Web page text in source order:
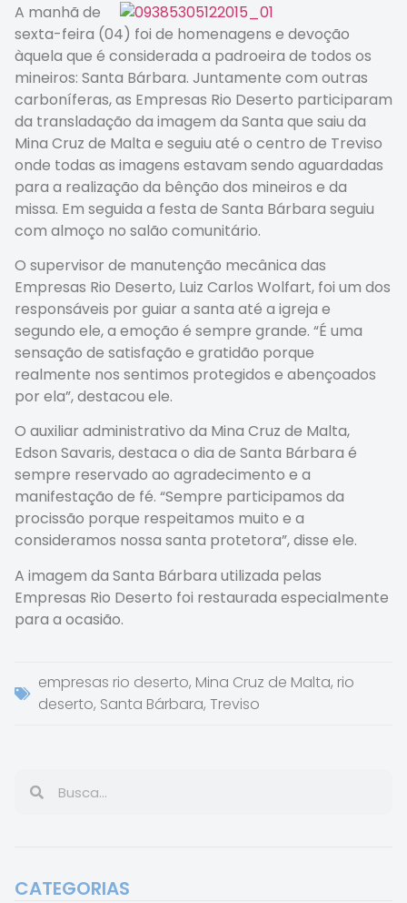
A manhã de
sexta-feira (04) foi de homenagens e devoção
àquela que é considerada a padroeira de todos os
mineiros: Santa Bárbara. Juntamente com outras
carboníferas, as Empresas Rio Deserto participaram
da transladação da imagem da Santa que saiu da
Mina Cruz de Malta e seguiu até o centro de Treviso
onde todas as imagens estavam sendo aguardadas
para a realização da bênção dos mineiros e da
missa. Em seguida a festa de Santa Bárbara seguiu
com almoço no salão comunitário.
O supervisor de manutenção mecânica das
Empresas Rio Deserto, Luiz Carlos Wolfart, foi um dos
responsáveis por guiar a santa até a igreja e
segundo ele, a emoção é sempre grande. “É uma
sensação de satisfação e gratidão porque
realmente nos sentimos protegidos e abençoados
por ela”, destacou ele.
O auxiliar administrativo da Mina Cruz de Malta,
Edson Savaris, destaca o dia de Santa Bárbara é
sempre reservado ao agradecimento e a
manifestação de fé. “Sempre participamos da
procissão porque respeitamos muito e a
consideramos nossa santa protetora”, disse ele.
A imagem da Santa Bárbara utilizada pelas
Empresas Rio Deserto foi restaurada especialmente
para a ocasião.
empresas rio deserto, Mina Cruz de Malta, rio
deserto, Santa Bárbara, Treviso
CATEGORIAS